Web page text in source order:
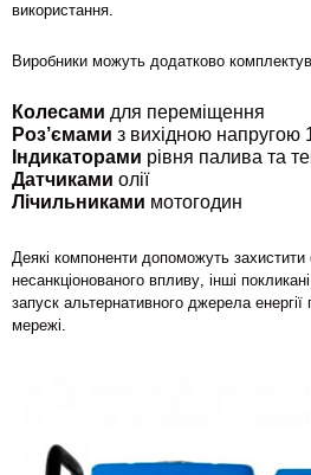
використання.
Виробники можуть додатково
Колесами для переміщення
Роз’ємами з вихідною напругою
Індикаторами рівня палива та
Датчиками олії
Лічильниками мотогодин
Деякі компоненти допоможуть захистити
несанкціонованого впливу, інші
запуск альтернативного джерела енергії
мережі.